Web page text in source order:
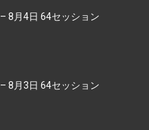
8月4日 64セッション
8月3日 64セッション